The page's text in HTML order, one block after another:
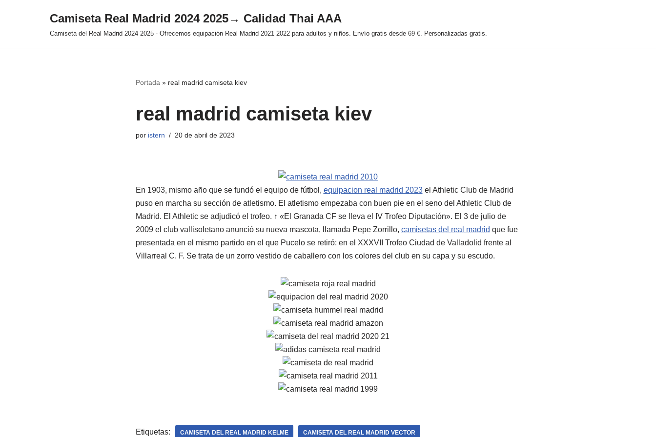
Camiseta Real Madrid 2024 2025→ Calidad Thai AAA
Camiseta del Real Madrid 2024 2025 - Ofrecemos equipación Real Madrid 2021 2022 para adultos y niños. Envío gratis desde 69 €. Personalizadas gratis.
Portada » real madrid camiseta kiev
real madrid camiseta kiev
por istern 20 de abril de 2023
En 1903, mismo año que se fundó el equipo de fútbol, equipacion real madrid 2023el Athletic Club de Madrid
puso en marcha su sección de atletismo. El atletismo empezaba con buen pie en el seno del Athletic Club de
Madrid. El Athletic se adjudicó el trofeo. ↑ «El Granada CF se lleva el IV Trofeo Diputación». El 3 de julio de
2009 el club vallisoletano anunció su nueva mascota, llamada Pepe Zorrillo, camisetas del real madrid que fue
presentada en el mismo partido en el que Pucelo se retiró: en el XXXVII Trofeo Ciudad de Valladolid frente al
Villarreal C. F. Se trata de un zorro vestido de caballero con los colores del club en su capa y su escudo.
Etiquetas: CAMISETA DEL REAL MADRID KELME CAMISETA DEL REAL MADRID VECTOR